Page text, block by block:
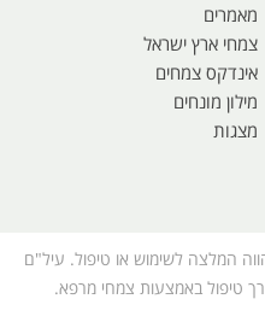
מאמרים
צמחי ארץ ישראל
אינדקס צמחים
מילון מונחים
מצגות
המלצה לשימוש או טיפול. עיל"ם
טיפול באמצעות צמחי מרפא.